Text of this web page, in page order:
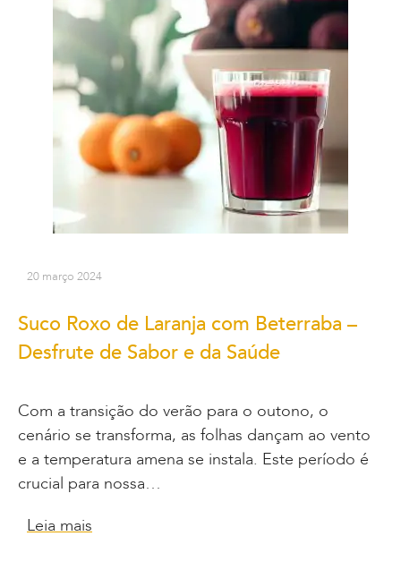
20 março 2024
Suco Roxo de Laranja com Beterraba –
Desfrute de Sabor e da Saúde
Com a transição do verão para o outono, o
cenário se transforma, as folhas dançam ao vento
e a temperatura amena se instala. Este período é
crucial para nossa…
Leia mais